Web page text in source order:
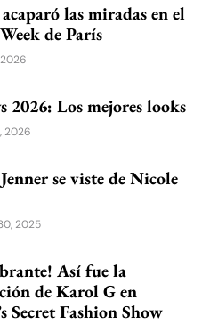
las miradas en el
de París
2026
2026: Los mejores looks
2026
se viste de Nicole
2025
Así fue la
de Karol G en
Secret Fashion Show